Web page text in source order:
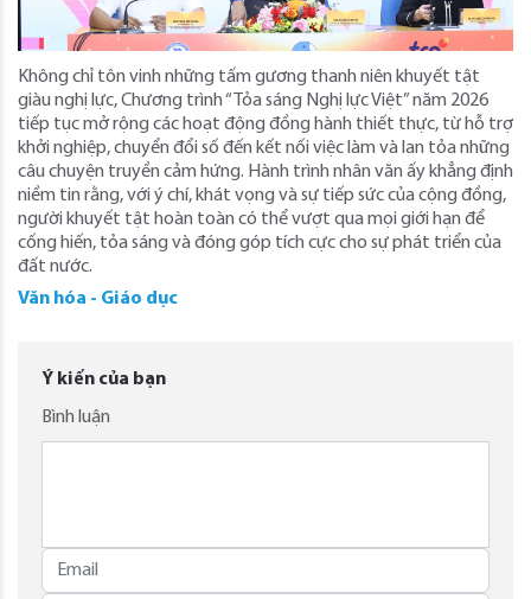
Không chỉ tôn vinh những tấm gương thanh niên khuyết tật
giàu nghị lực, Chương trình “Tỏa sáng Nghị lực Việt” năm 2026
tiếp tục mở rộng các hoạt động đồng hành thiết thực, từ hỗ trợ
khởi nghiệp, chuyển đổi số đến kết nối việc làm và lan tỏa những
câu chuyện truyền cảm hứng. Hành trình nhân văn ấy khẳng định
niềm tin rằng, với ý chí, khát vọng và sự tiếp sức của cộng đồng,
người khuyết tật hoàn toàn có thể vượt qua mọi giới hạn để
cống hiến, tỏa sáng và đóng góp tích cực cho sự phát triển của
đất nước.
Văn hóa - Giáo dục
Ý kiến của bạn
Bình luận